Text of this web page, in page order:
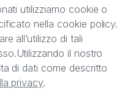
di StreetLib S.r.l.
StreetLib S.r.l. è
proprietà intellettuale
segni distintivi presenti
a prendere visione
utilizziamo cookie o
nella cookie policy.
all’utilizzo di tali
Utilizzando il nostro
di dati come descritto
privacy.